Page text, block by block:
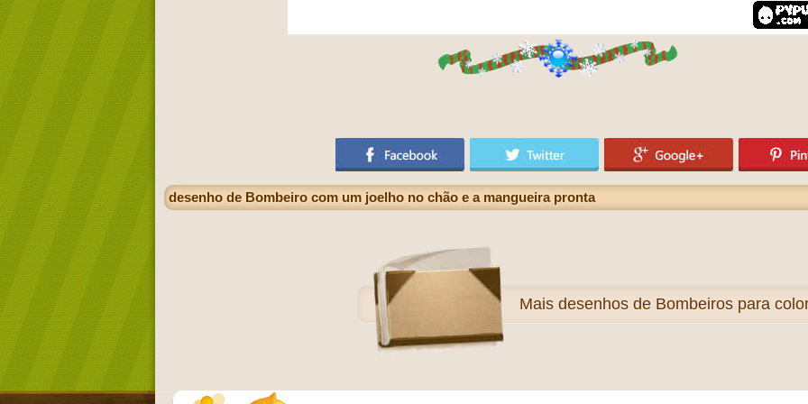
desenho de Bombeiro com um joelho no chão e a mangueira pronta
Mais desenhos de Bombeiros para